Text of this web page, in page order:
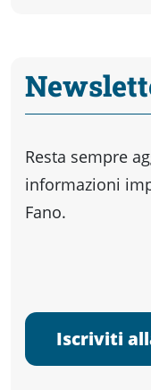
Resta sempre
informazioni
Fano.
Iscriviti